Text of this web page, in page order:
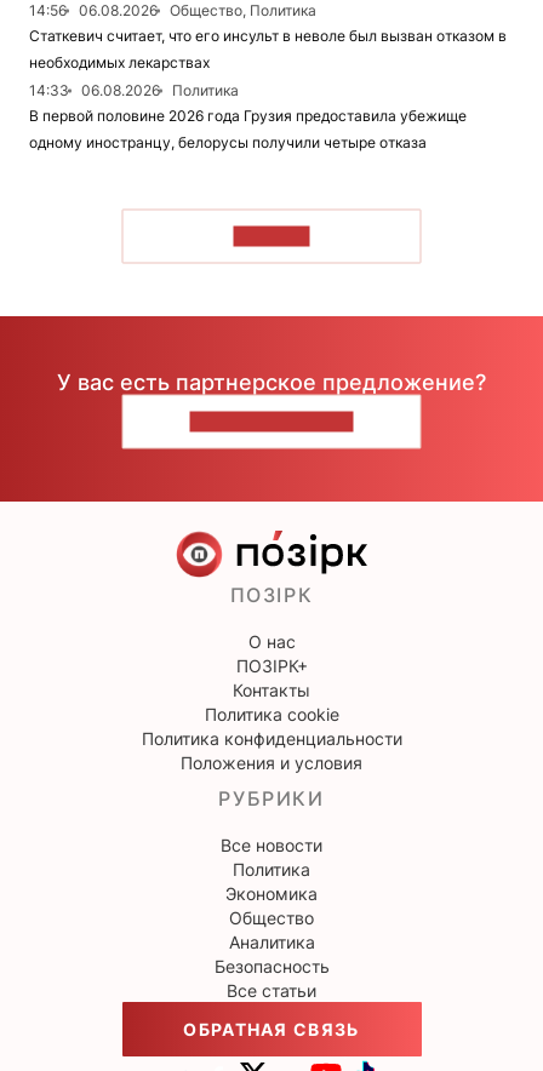
14:56
06.08.2026
Общество, Политика
Статкевич считает, что его инсульт в неволе был вызван отказом в
необходимых лекарствах
14:33
06.08.2026
Политика
В первой половине 2026 года Грузия предоставила убежище
одному иностранцу, белорусы получили четыре отказа
У вас есть партнерское предложение?
ПОЗІРК
О нас
ПОЗІРК+
Контакты
Политика cookie
Политика конфиденциальности
Положения и условия
РУБРИКИ
Все новости
Политика
Экономика
Общество
Аналитика
Безопасность
Все статьи
ОБРАТНАЯ СВЯЗЬ